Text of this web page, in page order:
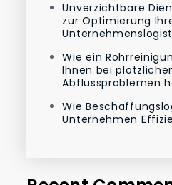
Unverzichtbare
zur Optimierung
Wie ein
Ihnen bei
Abflussproblemen
Wie
Unternehmen